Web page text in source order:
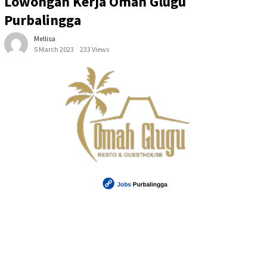
Purbalingga
Mellisa
5 March 2023
233 Views